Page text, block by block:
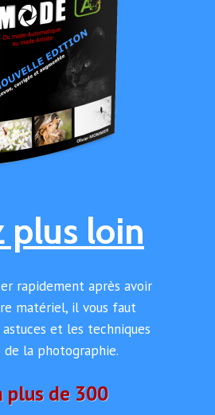
plus loin
rapidement après avoir
matériel, il vous faut
et les techniques
de la photographie.
plus de 300